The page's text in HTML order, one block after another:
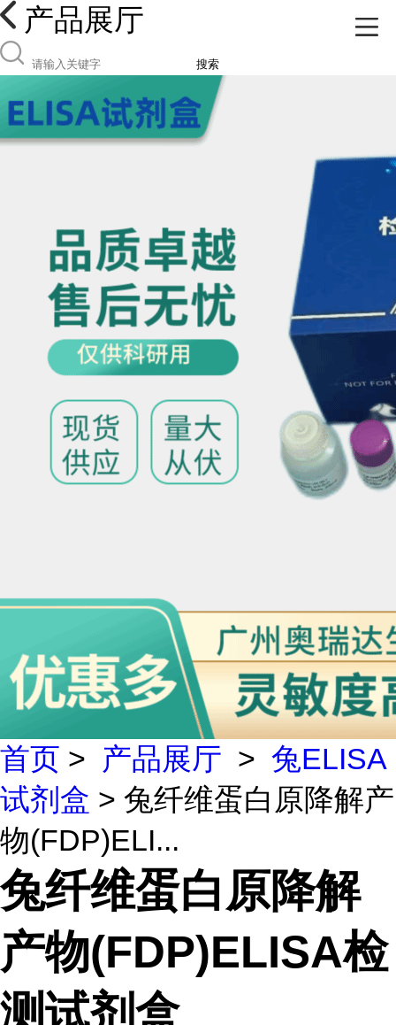
产品展厅
搜索
首页 > 产品展厅 > 兔ELISA
试剂盒 > 兔纤维蛋白原降解产
物(FDP)ELI...
兔纤维蛋白原降解
产物(FDP)ELISA检
测试剂盒